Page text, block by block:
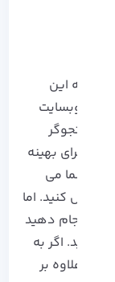
متوجه این
سئو وبسایت
جستجوگر
برای بهینه
مث شما می
کنید. اما
را انجام دهید
کنید. اگر به
که علاوه بر